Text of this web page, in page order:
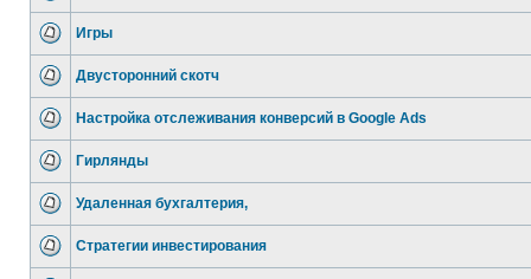
Игры
Двусторонний скотч
Настройка отслеживания конверсий в Google Ads
Гирлянды
Удаленная бухгалтерия,
Стратегии инвестирования